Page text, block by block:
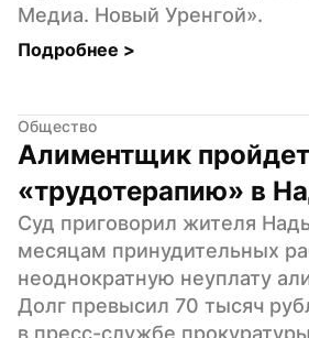
Медиа. Новый Уренгой».
Подробнее >
Общество
Алиментщик пройдет
«трудотерапию» в
Суд приговорил жителя
месяцам принудительных
неоднократную неуплату
Долг превысил 70 тысяч
в пресс-службе